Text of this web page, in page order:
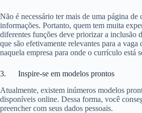
Não é necessário ter mais de uma página
informações. Portanto, quem tem muita
diferentes funções deve priorizar a inclusão
que são efetivamente relevantes para a vaga
naquela empresa para onde o currículo está
3. Inspire-se em modelos prontos
Atualmente, existem inúmeros modelos
disponíveis online. Dessa forma, você
preencher com seus dados pessoais.